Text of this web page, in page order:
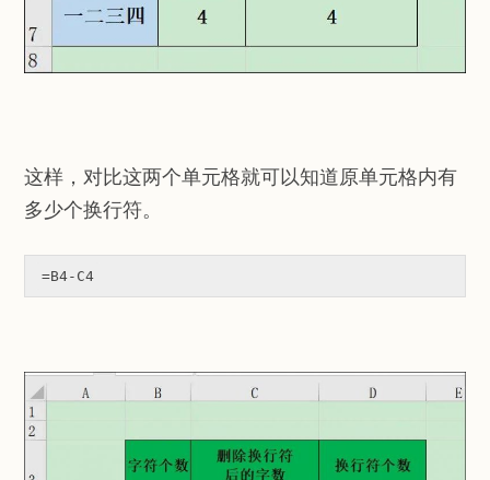
这样，对比这两个单元格就可以知道原单元格内有
多少个换行符。